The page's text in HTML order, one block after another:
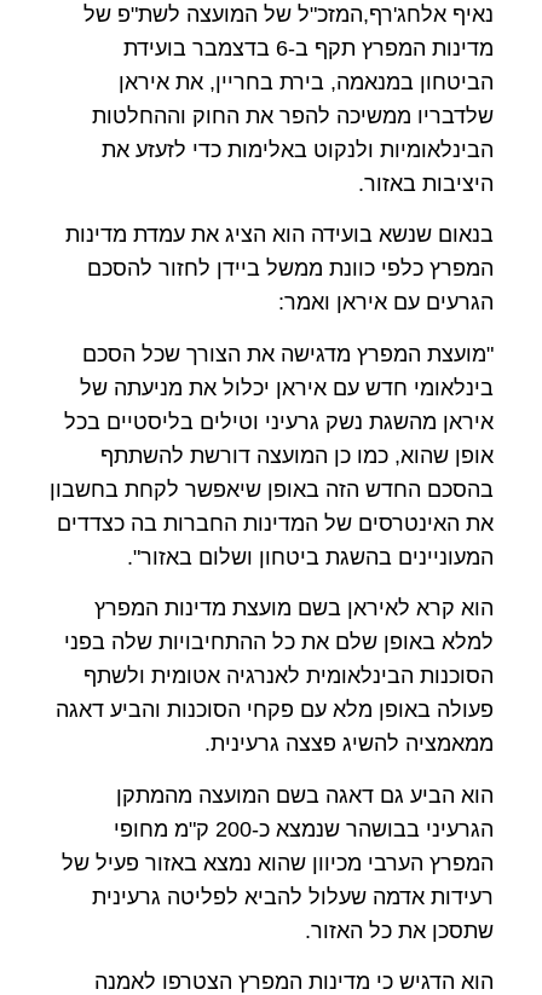
נאיף אלחג'רף,המזכ"ל של המועצה לשת"פ של
מדינות המפרץ תקף ב-6 בדצמבר בועידת
הביטחון במנאמה, בירת בחריין, את איראן
שלדבריו ממשיכה להפר את החוק וההחלטות
הבינלאומיות ולנקוט באלימות כדי לזעזע את
היציבות באזור.
בנאום שנשא בועידה הוא הציג את עמדת מדינות
המפרץ כלפי כוונת ממשל ביידן לחזור להסכם
הגרעים עם איראן ואמר:
"מועצת המפרץ מדגישה את הצורך שכל הסכם
בינלאומי חדש עם איראן יכלול את מניעתה של
איראן מהשגת נשק גרעיני וטילים בליסטיים בכל
אופן שהוא, כמו כן המועצה דורשת להשתתף
בהסכם החדש הזה באופן שיאפשר לקחת בחשבון
את האינטרסים של המדינות החברות בה כצדדים
המעוניינים בהשגת ביטחון ושלום באזור".
הוא קרא לאיראן בשם מועצת מדינות המפרץ
למלא באופן שלם את כל ההתחיבויות שלה בפני
הסוכנות הבינלאומית לאנרגיה אטומית ולשתף
פעולה באופן מלא עם פקחי הסוכנות והביע דאגה
ממאמציה להשיג פצצה גרעינית.
הוא הביע גם דאגה בשם המועצה מהמתקן
הגרעיני בבושהר שנמצא כ-200 ק"מ מחופי
המפרץ הערבי מכיוון שהוא נמצא באזור פעיל של
רעידות אדמה שעלול להביא לפליטה גרעינית
שתסכן את כל האזור.
הוא הדגיש כי מדינות המפרץ הצטרפו לאמנה